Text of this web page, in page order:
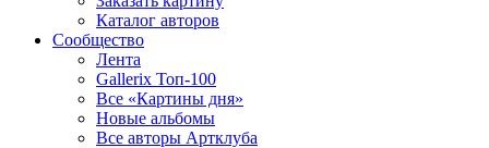
Каталог авторов
Сообщество
Лента
Gallerix Топ-100
Все «Картины дня»
Новые альбомы
Все авторы Артклуба